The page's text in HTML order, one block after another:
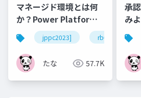
マネージド環境とは何
か？Power Platform
管理者が押さえておく
べきポイント
jppc2023] rb03
たな 57.7K
承
み